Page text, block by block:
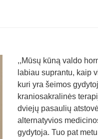
,,Mūsų kūną valdo
labiau suprantu, kaip
kuri yra šeimos
kraniosakralinės
dviejų pasaulių
alternatyvios
gydytoja. Tuo pat